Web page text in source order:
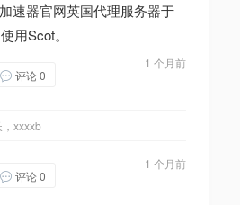
速器官网英国代理服务器于
用Scot。
1 个月前
评论 0
xxxxb
1 个月前
评论 0